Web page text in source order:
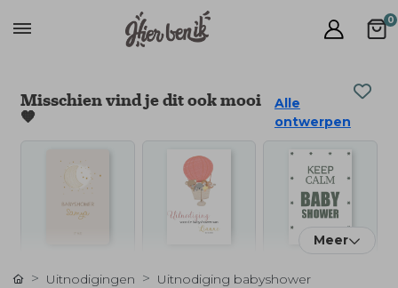
0
Misschien vind je dit ook mooi
🧡
Alle
ontwerpen
Meer
Uitnodigingen Uitnodiging babyshower